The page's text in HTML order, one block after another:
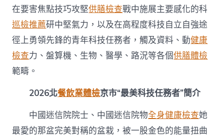
在要害焦點技巧攻堅供膳檢查戰中施展主要感化的科
巡檢推薦研中堅氣力，以及在高程度科技自立自強途
徑上勇領先鋒的青年科技任務者，觸及資料、動健康
檢查力、盤算機、生物、醫學、路況等各個供膳體檢
範疇。
2026北餐飲業體檢京市“最美科技任務者”簡介
中國迷信院院士、中國迷信院物全身健康檢查她
最愛的那盆完美對稱的盆栽，被一股金色的能量扭曲